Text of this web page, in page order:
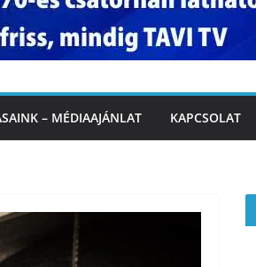
alatt
– MÉDIAAJÁNLAT KAPCSOLAT